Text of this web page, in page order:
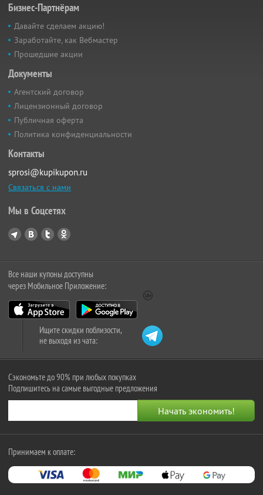
Бизнес-Партнёрам
Давайте сделаем акцию!
Заработайте, как Вебмастер
Прошедшие акции
Документы
Агентский договор
Лицензионный договор
Публичная оферта
Политика конфиденциальности
Контакты
sprosi@kupikupon.ru
Связаться с нами
Мы в Соцсетях
Все наши купоны доступны
через Мобильное Приложение:
Ищите скидки поблизости,
не выходя из чата:
Сэкономьте до 90% при любых покупках
Подпишитесь на самые выгодные предложения
Принимаем к оплате: